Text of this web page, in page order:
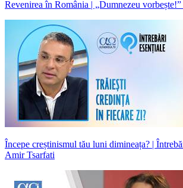
Revenirea în România | „Dumnezeu
Începe creștinismul tău luni dimineața? |
Amir Tsarfati